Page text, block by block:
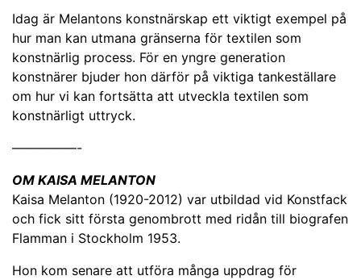
Idag är Melantons konstnärskap ett viktigt exempel på
hur man kan utmana gränserna för textilen som
konstnärlig process. För en yngre generation
konstnärer bjuder hon därför på viktiga tankeställare
om hur vi kan fortsätta att utveckla textilen som
konstnärligt uttryck.
—————-
OM KAISA MELANTON
Kaisa Melanton (1920-2012) var utbildad vid Konstfack
och fick sitt första genombrott med ridån till biografen
Flamman i Stockholm 1953.
Hon kom senare att utföra många uppdrag för